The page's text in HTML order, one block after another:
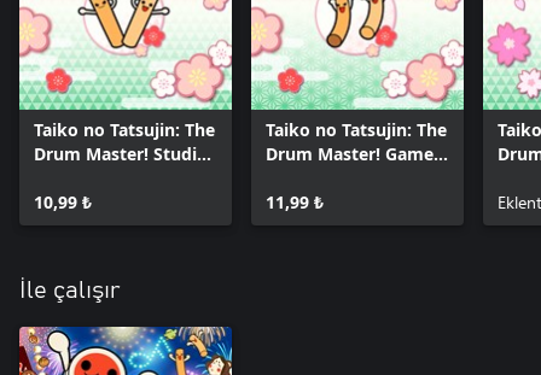
Taiko no Tatsujin: The
Drum Master! Studio
10,99 ₺
Taiko no Tatsujin: The
Drum Master! Game
11,99 ₺
Pack
İle çalışır